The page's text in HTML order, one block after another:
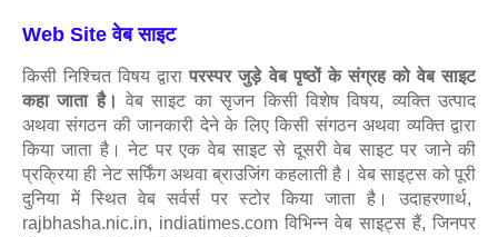
Web Site वेब साइट
किसी निश्चित विषय द्वारापरस्पर जुड़े वेब पृष्ठों के संग्रह को वेब साइट
कहा जाता है। वेब साइट का सृजन किसी विशेष विषय, व्यक्ति उत्पाद
अथवा संगठन की जानकारी देने के लिए किसी संगठन अथवा व्यक्ति द्वारा
किया जाता है। नेट पर एक वेब साइट से दूसरी वेब साइट पर जाने की
प्रक्रिया ही नेट सर्फिंग अथवा ब्राउजिंग कहलाती है। वेब साइट्स को पूरी
दुनिया में स्थित वेब सर्वर्स पर स्टोर किया जाता है। उदाहरणार्थ,
rajbhasha.nic.in, indiatimes.com विभिन्न वेब साइट्स हैं, जिनपर